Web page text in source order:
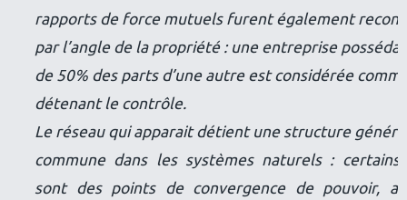
rapports de force mutuels furent également
par l’angle de la propriété : une entreprise
de 50% des parts d’une autre est considérée
détenant le contrôle.
Le réseau qui apparait détient une structure
commune dans les systèmes naturels : certains
sont des points de convergence de pouvoir,